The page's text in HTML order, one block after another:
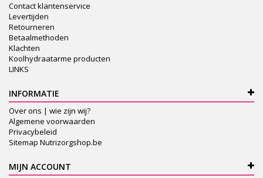
Contact klantenservice
Levertijden
Retourneren
Betaalmethoden
Klachten
Koolhydraatarme producten
LINKS
INFORMATIE
Over ons | wie zijn wij?
Algemene voorwaarden
Privacybeleid
Sitemap Nutrizorgshop.be
MIJN ACCOUNT